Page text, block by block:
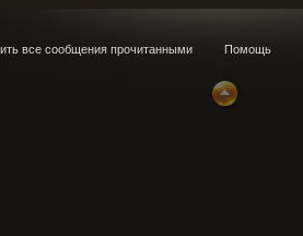
все сообщения прочитанными Помощь